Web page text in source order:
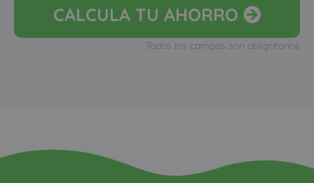
CALCULA TU AHORRO
Todos los campos son obligatorios